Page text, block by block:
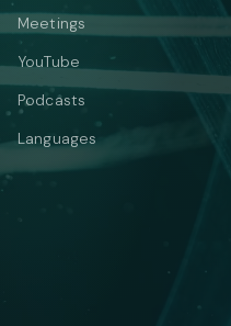
Meetings
YouTube
Podcasts
Languages